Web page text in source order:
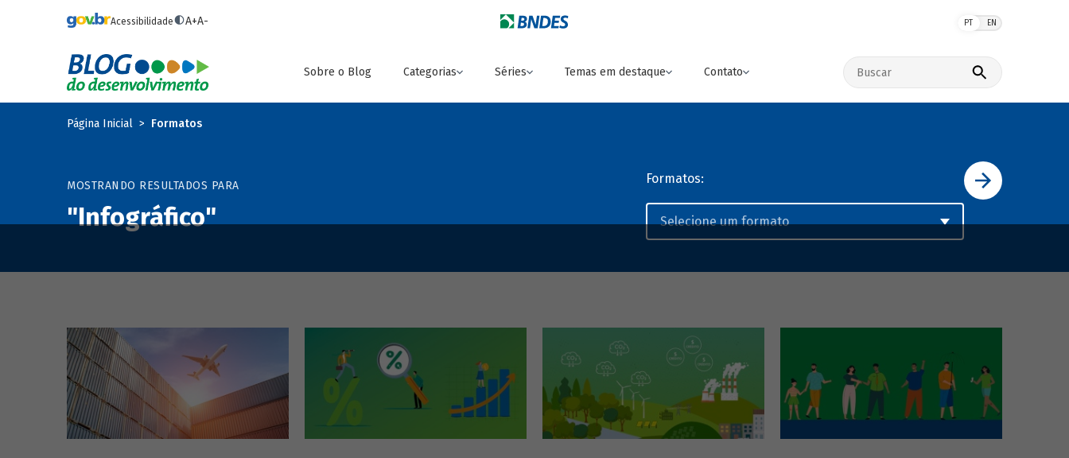
Acessibilidade A+A- PT EN
Sobre o Blog Categorias Séries Temas em destaque Contato
Buscar no site
Página Inicial Formatos
MOSTRANDO RESULTADOS PARA
"Infográfico"
Formatos: